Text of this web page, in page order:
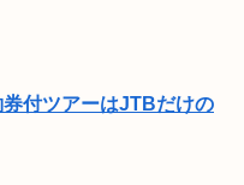
付ツアーはJTBだけの